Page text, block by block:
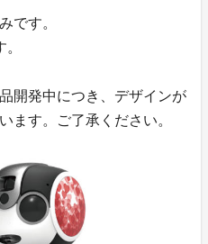
です。
開発中につき、デザインが
ます。ご了承ください。